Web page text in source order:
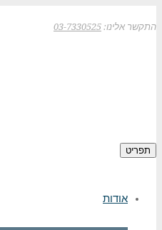
התקשר אלינו: 03-7330525
תפריט
אודות